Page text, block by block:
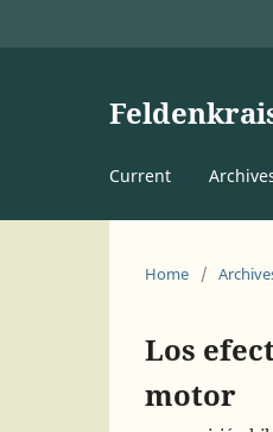
Current
Home /
Los
motor